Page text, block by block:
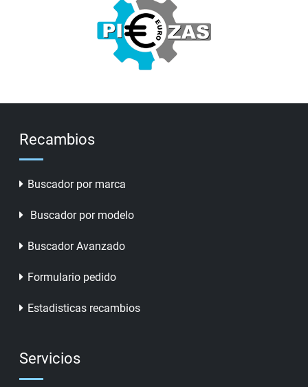
Recambios
Buscador por marca
Buscador por modelo
Buscador Avanzado
Formulario pedido
Estadisticas recambios
Servicios